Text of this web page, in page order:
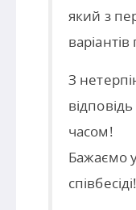
який з
З
часом!
Бажаємо
співбесіді!